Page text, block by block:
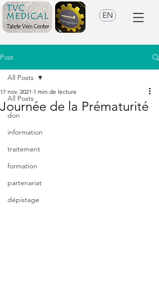
EN
Post
All Posts
don
information
traitement
formation
partenariat
dépistage
All Posts
Journée de la Prématurité
17 nov. 2021 1 min de lecture